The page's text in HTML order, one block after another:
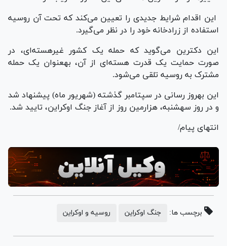
این اقدام شرایط جدیدی را تعیین می‌کند که تحت آن روسیه
استفاده از زرادخانه خود را در نظر می‌گیرد.
این دکترین می‌گوید که حمله یک کشور غیرهسته‌ای، در
صورت حمایت یک قدرت هسته‌ای از آن، به‎عنوان یک حمله
مشترک به روسیه تلقی می‌شود.
این به‎روز رسانی در سپتامبر گذشته (شهریور ماه) پیشنهاد شد
و در روز سه‎شنبه، هزارمین روز از آغاز جنگ اوکراین، تایید شد.
انتهای پیام/
برچسب ها: جنگ اوکراین روسیه و اوکراین